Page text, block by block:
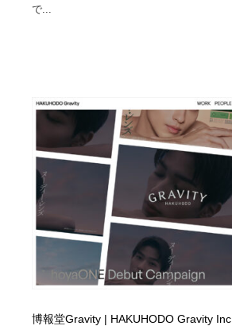
で...
博報堂Gravity | HAKUHODO Gravity Inc.